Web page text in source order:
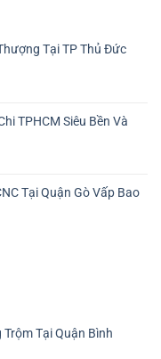
Tại TP Thủ Đức
TPHCM Siêu Bền Và
Tại Quận Gò Vấp Bao
Tại Quận Bình